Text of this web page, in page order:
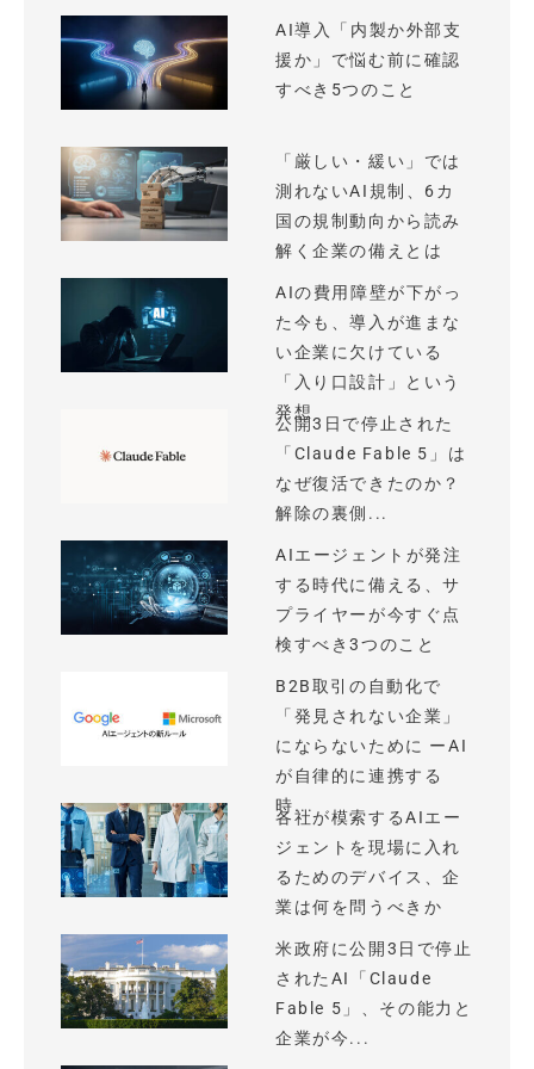
AI導入「内製か外部支
援か」で悩む前に確認
すべき5つのこと
「厳しい・緩い」では
測れないAI規制、6カ
国の規制動向から読み
解く企業の備えとは
AIの費用障壁が下がっ
た今も、導入が進まな
い企業に欠けている
「入り口設計」という
発想
公開3日で停止された
「Claude Fable 5」は
なぜ復活できたのか？
解除の裏側...
AIエージェントが発注
する時代に備える、サ
プライヤーが今すぐ点
検すべき3つのこと
B2B取引の自動化で
「発見されない企業」
にならないために ーAI
が自律的に連携する
時...
各社が模索するAIエー
ジェントを現場に入れ
るためのデバイス、企
業は何を問うべきか
米政府に公開3日で停止
されたAI「Claude
Fable 5」、その能力と
企業が今...